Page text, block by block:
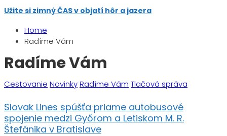
Užite si zimný ČAS v objatí hôr a jazera
Home
Radíme Vám
Radíme Vám
Cestovanie NovinkyRadíme Vám Tlačová správa
Slovak Lines spúšťa priame autobusové
spojenie medzi Győrom a Letiskom M. R.
Štefánika v Bratislave